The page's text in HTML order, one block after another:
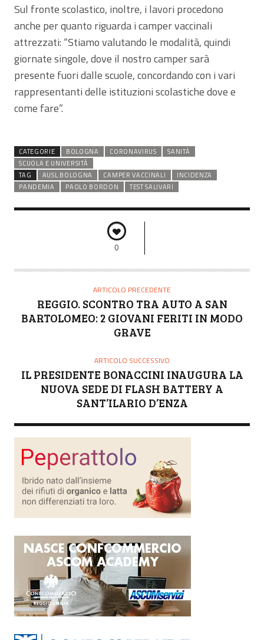
Sul fronte scolastico, inoltre, i lavori procedono
anche per quanto riguarda i camper vaccinali
attrezzati: “Stiamo valutando le modalità, quindi
giornate singole, dove il nostro camper sarà
presente fuori dalle scuole, concordando con i vari
rappresentanti delle istituzioni scolastiche dove e
come fare”.
CATEGORIE BOLOGNA CORONAVIRUS
SANITÀ
SCUOLA E UNIVERSITÀ
TAG
AUSL BOLOGNA CAMPER VACCINALI
INCIDENZA
PANDEMIA
PAOLO BORDON TEST SALIVARI
0
ARTICOLO PRECEDENTE
REGGIO. SCONTRO TRA AUTO A SAN
BARTOLOMEO: 2 GIOVANI FERITI IN MODO
GRAVE
ARTICOLO SUCCESSIVO
IL PRESIDENTE BONACCINI INAUGURA LA
NUOVA SEDE DI FLASH BATTERY A
SANT’ILARIO D’ENZA